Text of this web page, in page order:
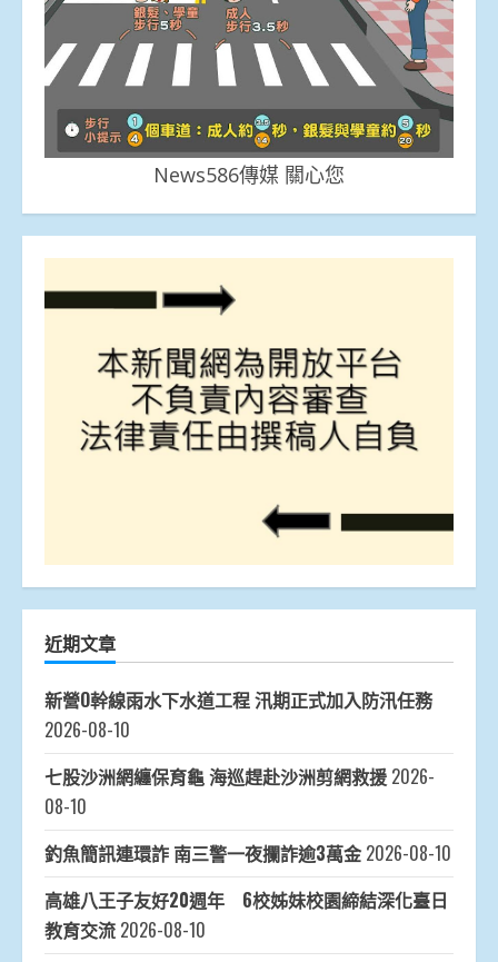
News586傳媒 關心您
近期文章
新營O幹線雨水下水道工程 汛期正式加入防汛任務
2026-08-10
七股沙洲網纏保育龜 海巡趕赴沙洲剪網救援 2026-
08-10
釣魚簡訊連環詐 南三警一夜攔詐逾3萬金 2026-08-10
高雄八王子友好20週年 6校姊妹校園締結深化臺日
教育交流 2026-08-10